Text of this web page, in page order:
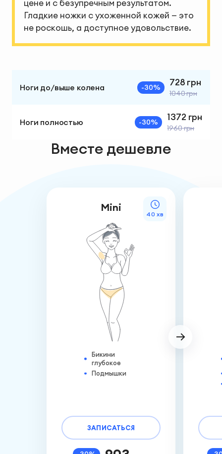
цене и с безупречным результатом.
Гладкие ножки с ухоженной кожей — это
не роскошь, а доступное удовольствие.
Ноги до/выше колена -30% 728 грн
1040 грн
Ноги полностью -30% 1372 грн
1960 грн
Вместе дешевле
Mini
40 хв
Бикини
глубокое
Подмышки
ЗАПИСАТЬСЯ